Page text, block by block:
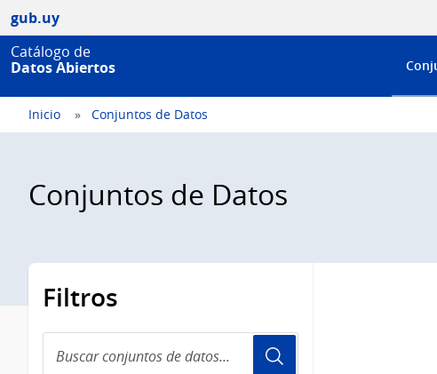
gub.uy
Catálogo de
Datos Abiertos
Inicio Conjuntos de Datos
Conjuntos de Datos
Filtros
conjuntos